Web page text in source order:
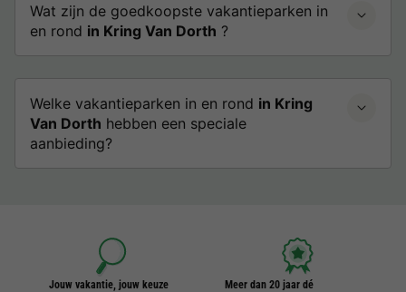
Wat zijn de goedkoopste vakantieparken in
en rond in Kring Van Dorth ?
Welke vakantieparken in en rond in Kring
Van Dorth hebben een speciale
aanbieding?
Jouw vakantie, jouw keuze
Meer dan 20 jaar dé